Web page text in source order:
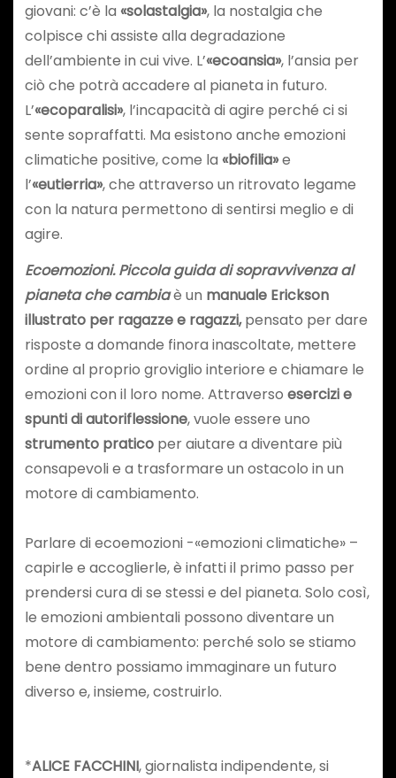
giovani: c’è la «solastalgia», la nostalgia che
colpisce chi assiste alla degradazione
dell’ambiente in cui vive. L’«ecoansia», l’ansia per
ciò che potrà accadere al pianeta in futuro.
L’«ecoparalisi», l’incapacità di agire perché ci si
sente sopraffatti. Ma esistono anche emozioni
climatiche positive, come la «biofilia»e
l’«eutierria», che attraverso un ritrovato legame
con la natura permettono di sentirsi meglio e di
agire.
Ecoemozioni. Piccola guida di sopravvivenza al
pianeta che cambiaè un manuale Erickson
illustrato per ragazze e ragazzi,pensato per dare
risposte a domande finora inascoltate, mettere
ordine al proprio groviglio interiore e chiamare le
emozioni con il loro nome. Attraverso esercizi e
spunti di autoriflessione, vuole essere uno
strumento praticoper aiutare a diventare più
consapevoli e a trasformare un ostacolo in un
motore di cambiamento.
Parlare di ecoemozioni -«emozioni climatiche» –
capirle e accoglierle, è infatti il primo passo per
prendersi cura di se stessi e del pianeta. Solo così,
le emozioni ambientali possono diventare un
motore di cambiamento: perché solo se stiamo
bene dentro possiamo immaginare un futuro
diverso e, insieme, costruirlo.
*ALICE FACCHINI, giornalista indipendente, si